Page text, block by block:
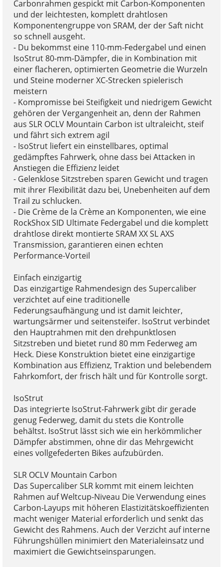
Carbonrahmen gespickt mit Carbon-Komponenten
und der leichtesten, komplett drahtlosen
Komponentengruppe von SRAM, der der Saft nicht
so schnell ausgeht.
- Du bekommst eine 110-mm-Federgabel und einen
IsoStrut 80-mm-Dämpfer, die in Kombination mit
einer flacheren, optimierten Geometrie die Wurzeln
und Steine moderner XC-Strecken spielerisch
meistern
- Kompromisse bei Steifigkeit und niedrigem Gewicht
gehören der Vergangenheit an, denn der Rahmen
aus SLR OCLV Mountain Carbon ist ultraleicht, steif
und fährt sich extrem agil
- IsoStrut liefert ein einstellbares, optimal
gedämpftes Fahrwerk, ohne dass bei Attacken in
Anstiegen die Effizienz leidet
- Gelenklose Sitzstreben sparen Gewicht und tragen
mit ihrer Flexibilität dazu bei, Unebenheiten auf dem
Trail zu schlucken.
- Die Crème de la Crème an Komponenten, wie eine
RockShox SID Ultimate Federgabel und die komplett
drahtlose direkt montierte SRAM XX SL AXS
Transmission, garantieren einen echten
Performance-Vorteil
Einfach einzigartig
Das einzigartige Rahmendesign des Supercaliber
verzichtet auf eine traditionelle
Federungsaufhängung und ist damit leichter,
wartungsärmer und seitensteifer. IsoStrut verbindet
den Hauptrahmen mit den drehpunktlosen
Sitzstreben und bietet rund 80 mm Federweg am
Heck. Diese Konstruktion bietet eine einzigartige
Kombination aus Effizienz, Traktion und belebendem
Fahrkomfort, der frisch hält und für Kontrolle sorgt.
IsoStrut
Das integrierte IsoStrut-Fahrwerk gibt dir gerade
genug Federweg, damit du stets die Kontrolle
behältst. IsoStrut lässt sich wie ein herkömmlicher
Dämpfer abstimmen, ohne dir das Mehrgewicht
eines vollgefederten Bikes aufzubürden.
SLR OCLV Mountain Carbon
Das Supercaliber SLR kommt mit einem leichten
Rahmen auf Weltcup-Niveau Die Verwendung eines
Carbon-Layups mit höheren Elastizitätskoeffizienten
macht weniger Material erforderlich und senkt das
Gewicht des Rahmens. Auch der Verzicht auf interne
Führungshüllen minimiert den Materialeinsatz und
maximiert die Gewichtseinsparungen.